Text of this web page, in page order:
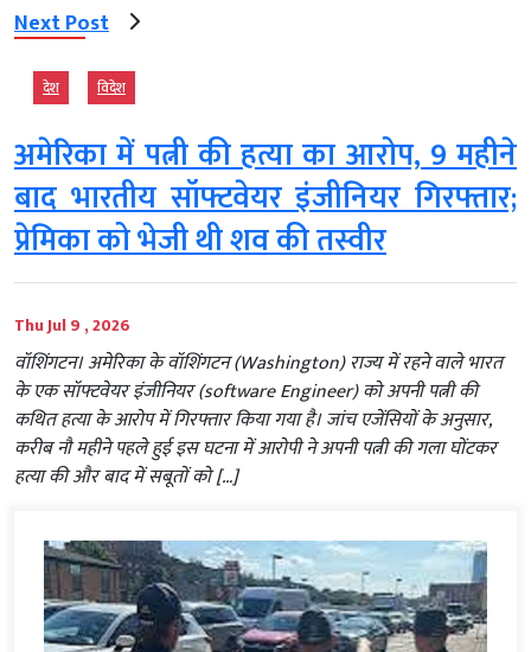
Next Post
देश विदेश
अमेरिका में पत्नी की हत्या का आरोप, 9 महीने
बाद भारतीय सॉफ्टवेयर इंजीनियर गिरफ्तार;
प्रेमिका को भेजी थी शव की तस्वीर
Thu Jul 9 , 2026
वॉशिंगटन। अमेरिका के वॉशिंगटन (Washington) राज्य में रहने वाले भारत
के एक सॉफ्टवेयर इंजीनियर (software Engineer) को अपनी पत्नी की
कथित हत्या के आरोप में गिरफ्तार किया गया है। जांच एजेंसियों के अनुसार,
करीब नौ महीने पहले हुई इस घटना में आरोपी ने अपनी पत्नी की गला घोंटकर
हत्या की और बाद में सबूतों को […]